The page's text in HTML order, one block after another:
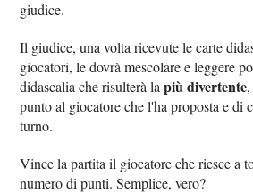
giudice.
Il giudice, una volta ricevute le carte
giocatori, le dovrà mescolare e leggere
didascalia che risulterà lapiù divertente
punto al giocatore che l'ha proposta e di
turno.
Vince la partita il giocatore che riesce a
numero di punti. Semplice, vero?